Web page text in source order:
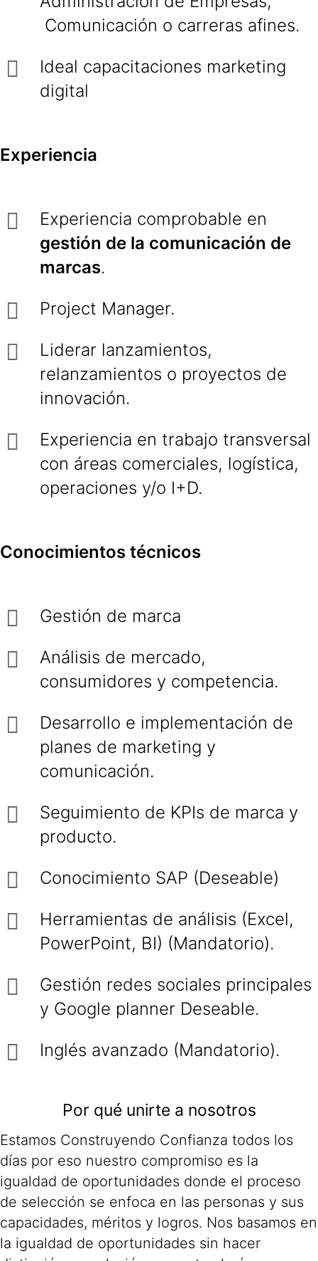
Comunicación o carreras afines.
Ideal capacitaciones marketing
digital
Experiencia
Experiencia comprobable en
gestión de la comunicación de
marcas.
Project Manager.
Liderar lanzamientos,
relanzamientos o proyectos de
innovación.
Experiencia en trabajo transversal
con áreas comerciales, logística,
operaciones y/o I+D.
Conocimientos técnicos
Gestión de marca
Análisis de mercado,
consumidores y competencia.
Desarrollo e implementación de
planes de marketing y
comunicación.
Seguimiento de KPIs de marca y
producto.
Conocimiento SAP (Deseable)
Herramientas de análisis (Excel,
PowerPoint, BI) (Mandatorio).
Gestión redes sociales principales
y Google planner Deseable.
Inglés avanzado (Mandatorio).
Por qué unirte a nosotros
Estamos Construyendo Confianza todos los
días por eso nuestro compromiso es la
igualdad de oportunidades donde el proceso
de selección se enfoca en las personas y sus
capacidades, méritos y logros. Nos basamos en
la igualdad de oportunidades sin hacer